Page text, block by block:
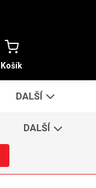
Košík
DALŠÍ
DALŠÍ